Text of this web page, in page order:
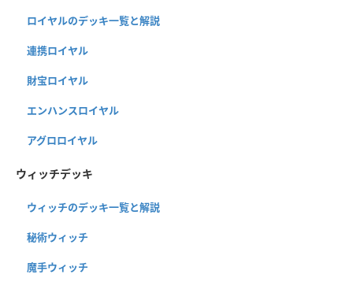
ロイヤルのデッキ一覧と解説
連携ロイヤル
財宝ロイヤル
エンハンスロイヤル
アグロロイヤル
ウィッチデッキ
ウィッチのデッキ一覧と解説
秘術ウィッチ
魔手ウィッチ